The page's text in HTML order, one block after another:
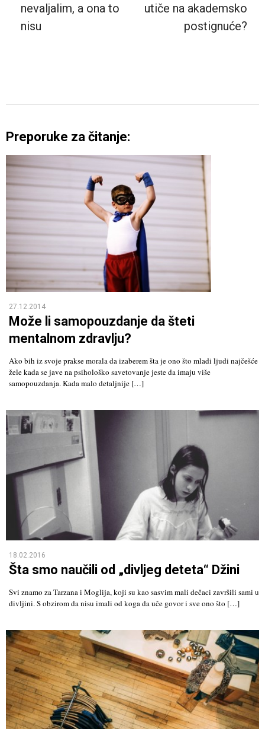
nevaljalim, a ona to
nisu
utiče na akademsko
postignuće?
Preporuke za čitanje:
27.12.2014
Može li samopouzdanje da šteti
mentalnom zdravlju?
Ako bih iz svoje prakse morala da izaberem šta je ono što mladi ljudi najčešće
žele kada se jave na psihološko savetovanje jeste da imaju više
samopouzdanja. Kada malo detaljnije […]
18.02.2016
Šta smo naučili od „divljeg deteta“ Džini
Svi znamo za Tarzana i Moglija, koji su kao sasvim mali dečaci završili sami u
divljini. S obzirom da nisu imali od koga da uče govor i sve ono što […]